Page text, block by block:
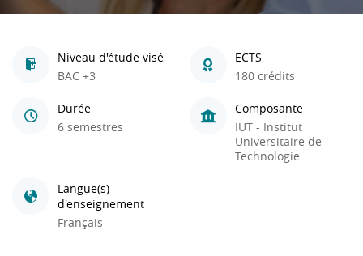
Niveau d'étude visé
BAC +3
ECTS
180 crédits
Durée
6 semestres
Composante
IUT - Institut
Universitaire de
Technologie
Langue(s)
d'enseignement
Français